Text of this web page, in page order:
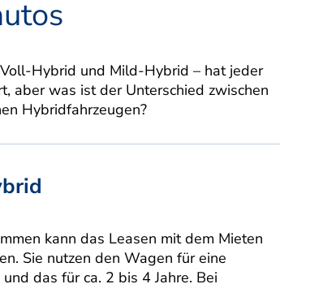
Hybrid und Mild-Hybrid – hat jeder
aber was ist der Unterschied zwischen
Hybridfahrzeugen?
kann das Leasen mit dem Mieten
Sie nutzen den Wagen für eine
das für ca. 2 bis 4 Jahre. Bei